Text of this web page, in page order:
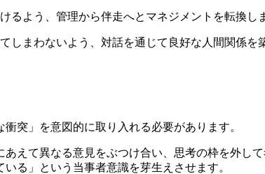
るよう、管理から伴走へとマネジメントを転換し
しまわないよう、対話を通じて良好な人間関係を
突」を意図的に取り入れる必要があります。
えて異なる意見をぶつけ合い、思考の枠を外し
る」という当事者意識を芽生えさせます。